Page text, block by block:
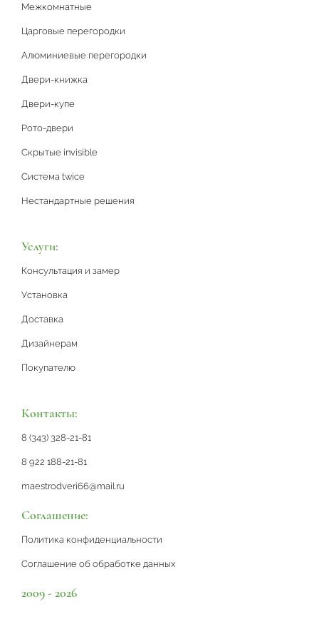
Межкомнатные
Царговые перегородки
Алюминиевые перегородки
Двери-книжка
Двери-купе
Рото-двери
Скрытые invisible
Система twice
Нестандартные решения
Услуги:
Консультация и замер
Установка
Доставка
Дизайнерам
Покупателю
Контакты:
8 (343) 328-21-81
8 922 188-21-81
maestrodveri66@mail.ru
Соглашение:
Политика конфиденциальности
Соглашение об обработке данных
2009 - 2026